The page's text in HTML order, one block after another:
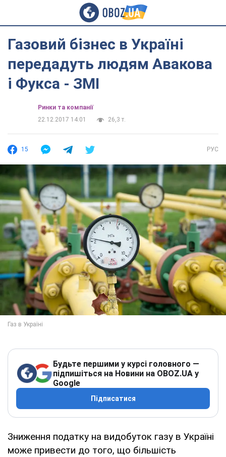
Газовий бізнес в Україні
передадуть людям Авакова
і Фукса - ЗМІ
Ринки та компанії
22.12.2017 14:01
26,3 т.
15 РУС
Будьте першими у курсі головного —
підпишіться на Новини на OBOZ.UA у
Google
Підписатися
Зниження податку на видобуток газу в Україні
може привести до того, що більшість